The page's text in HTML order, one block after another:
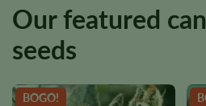
Our featured
seeds
BOGO!